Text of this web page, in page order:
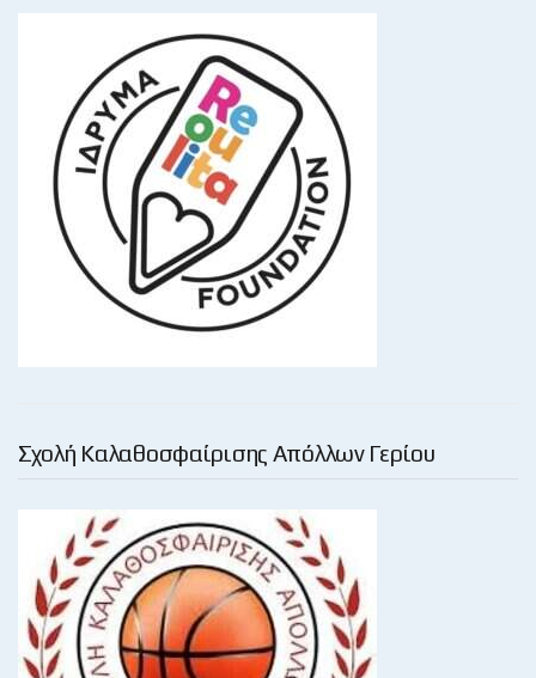
Σχολή Καλαθοσφαίρισης Απόλλων Γερίου